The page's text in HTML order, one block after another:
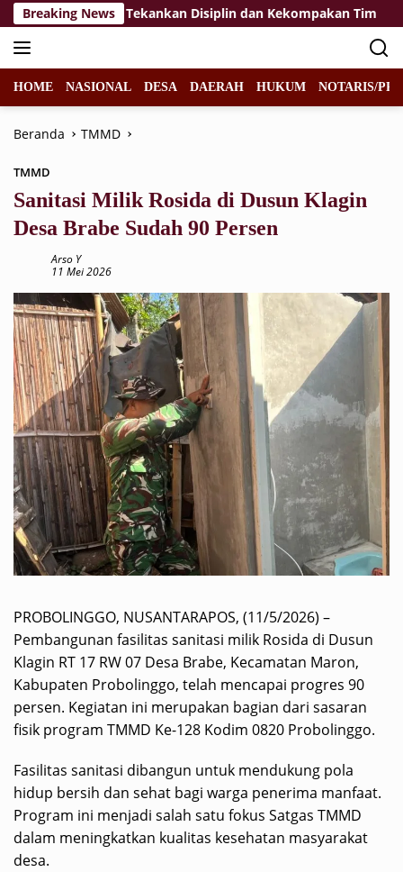
Langsung
ke
konten
Breaking News2026, Tekankan Disiplin dan Kekompakan Tim
HOME NASIONAL DESA DAERAH HUKUM NOTARIS/
Beranda TMMD
TMMD
Sanitasi Milik Rosida di Dusun Klagin
Desa Brabe Sudah 90 Persen
Arso Y
11 Mei 2026
PROBOLINGGO, NUSANTARAPOS, (11/5/2026) –
Pembangunan fasilitas sanitasi milik Rosida di Dusun
Klagin RT 17 RW 07 Desa Brabe, Kecamatan Maron,
Kabupaten Probolinggo, telah mencapai progres 90
persen. Kegiatan ini merupakan bagian dari sasaran
fisik program TMMD Ke-128 Kodim 0820 Probolinggo.
Fasilitas sanitasi dibangun untuk mendukung pola
hidup bersih dan sehat bagi warga penerima manfaat.
Program ini menjadi salah satu fokus Satgas TMMD
dalam meningkatkan kualitas kesehatan masyarakat
desa.